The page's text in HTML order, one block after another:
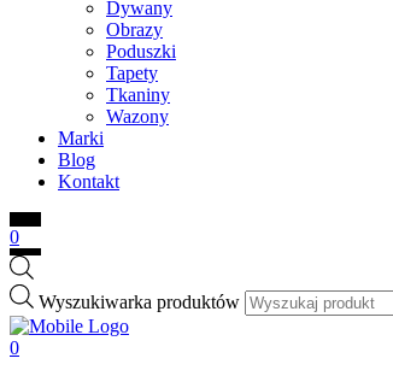
Dywany
Obrazy
Poduszki
Tapety
Tkaniny
Wazony
Marki
Blog
Kontakt
0
Wyszukiwarka produktów
0